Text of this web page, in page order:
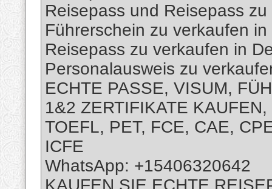
Reisepass und Reisepass
Führerschein zu verkaufen in
Reisepass zu verkaufen in
Personalausweis zu
ECHTE PASSE, VISUM,
1&2 ZERTIFIKATE
TOEFL, PET, FCE, CAE,
ICFE
WhatsApp: +15406320642